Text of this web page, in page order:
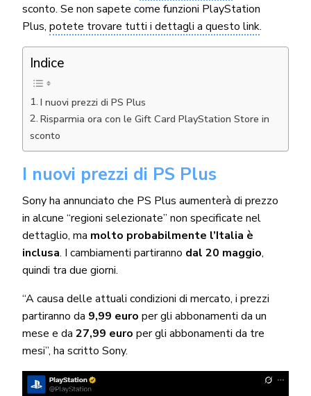
sconto. Se non sapete come funzioni PlayStation
Plus, potete trovare tutti i dettagli a questo link.
Indice
I nuovi prezzi di PS Plus
Risparmia ora con le Gift Card PlayStation Store in
sconto
I nuovi prezzi di PS Plus
Sony ha annunciato che PS Plus aumenterà di prezzo
in alcune “regioni selezionate” non specificate nel
dettaglio, ma molto probabilmente l’Italia è
inclusa. I cambiamenti partiranno dal 20 maggio,
quindi tra due giorni.
“A causa delle attuali condizioni di mercato, i prezzi
partiranno da 9,99 europer gli abbonamenti da un
mese e da27,99 euro per gli abbonamenti da tre
mesi”, ha scritto Sony.